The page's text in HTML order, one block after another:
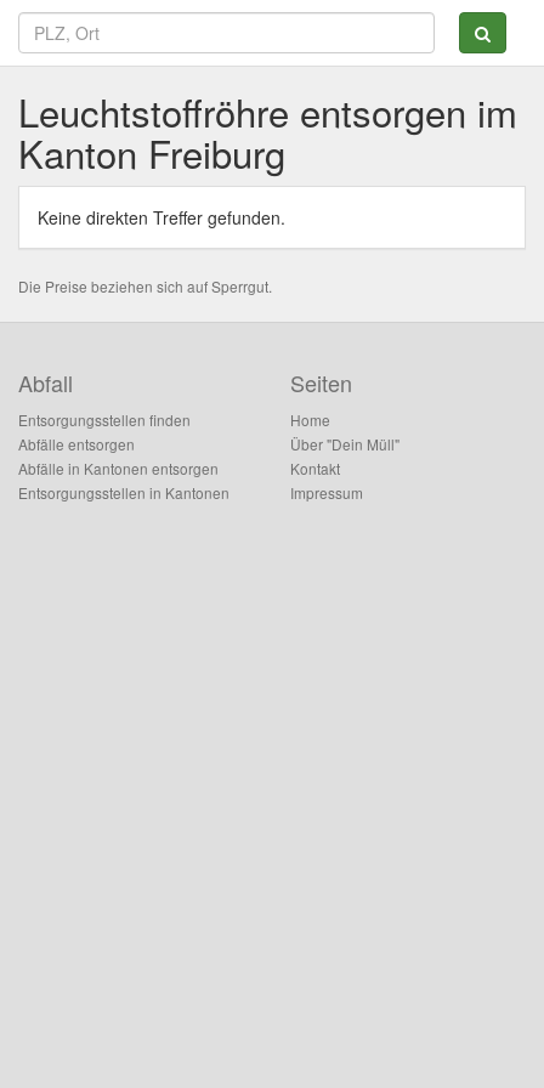
Leuchtstoffröhre entsorgen im
Kanton Freiburg
Keine direkten Treffer gefunden.
Die Preise beziehen sich auf Sperrgut.
Abfall
Entsorgungsstellen finden
Abfälle entsorgen
Abfälle in Kantonen entsorgen
Entsorgungsstellen in Kantonen
Seiten
Home
Über "Dein Müll"
Kontakt
Impressum